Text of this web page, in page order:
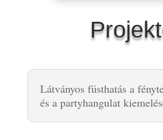
Látványos füsthatás a
és a partyhangulat